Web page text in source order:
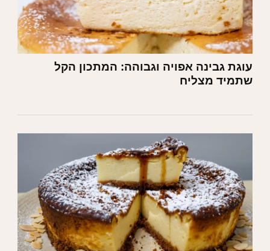
עוגת גבינה אפויה וגבוהה: המתכון הקל
שתמיד מצליח